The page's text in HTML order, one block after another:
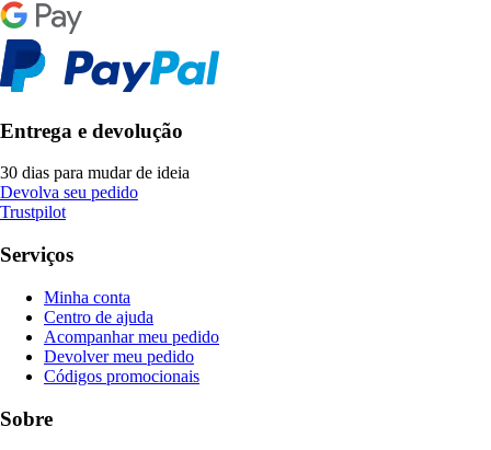
Entrega e devolução
30 dias para mudar de ideia
Devolva seu pedido
Trustpilot
Serviços
Minha conta
Centro de ajuda
Acompanhar meu pedido
Devolver meu pedido
Códigos promocionais
Sobre